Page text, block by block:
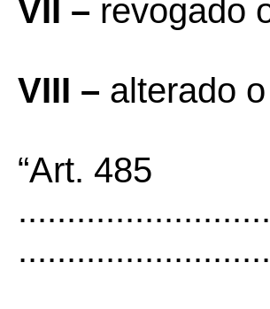
VII – revogado
VIII – alterado
“Art. 485